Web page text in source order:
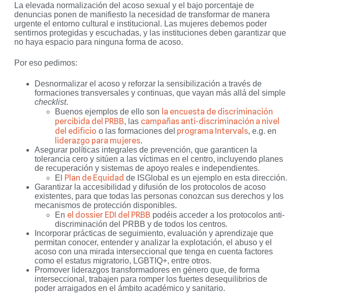
La elevada normalización del acoso sexual y el bajo porcentaje de
denuncias ponen de manifiesto la necesidad de transformar de manera
urgente el entorno cultural e institucional. Las mujeres debemos poder
sentirnos protegidas y escuchadas, y las instituciones deben garantizar que
no haya espacio para ninguna forma de acoso.
Por eso pedimos:
Desnormalizar el acoso y reforzar la sensibilización a través de
formaciones transversales y continuas, que vayan más allá del simple
checklist.
Buenos ejemplos de ello son la encuesta de discriminación
percibida del PRBB, las campañas anti-discriminación a nivel
del edificio o las formaciones del programa Intervals, e.g. en
liderazgo para mujeres.
Asegurar políticas integrales de prevención, que garanticen la
tolerancia cero y sitúen a las víctimas en el centro, incluyendo planes
de recuperación y sistemas de apoyo reales e independientes.
El Plan de Equidad de ISGlobal es un ejemplo en esta dirección.
Garantizar la accesibilidad y difusión de los protocolos de acoso
existentes, para que todas las personas conozcan sus derechos y los
mecanismos de protección disponibles.
En el dossier EDI del PRBB podéis acceder a los protocolos anti-
discriminación del PRBB y de todos los centros.
Incorporar prácticas de seguimiento, evaluación y aprendizaje que
permitan conocer, entender y analizar la explotación, el abuso y el
acoso con una mirada interseccional que tenga en cuenta factores
como el estatus migratorio, LGBTIQ+, entre otros.
Promover liderazgos transformadores en género que, de forma
interseccional, trabajen para romper los fuertes desequilibrios de
poder arraigados en el ámbito académico y sanitario.